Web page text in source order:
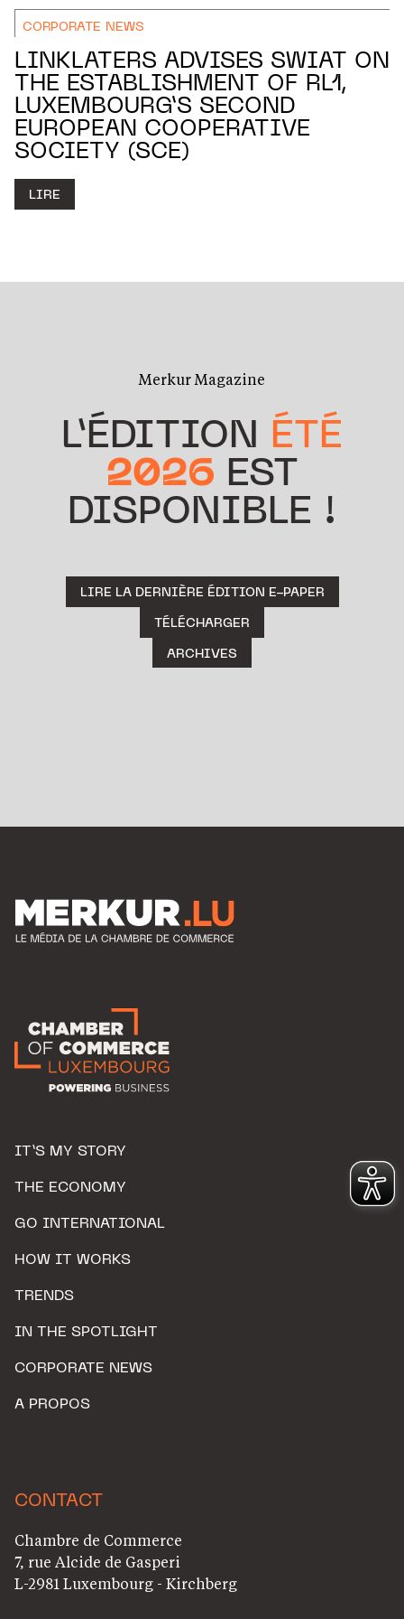
CORPORATE NEWS
LINKLATERS ADVISES SWIAT ON
THE ESTABLISHMENT OF RL1,
LUXEMBOURG’S SECOND
EUROPEAN COOPERATIVE
SOCIETY (SCE)
LIRE
Merkur Magazine
L’ÉDITION ÉTÉ
2026 EST
DISPONIBLE !
LIRE LA DERNIÈRE ÉDITION E-PAPER
TÉLÉCHARGER
ARCHIVES
IT’S MY STORY
THE ECONOMY
GO INTERNATIONAL
HOW IT WORKS
TRENDS
IN THE SPOTLIGHT
CORPORATE NEWS
A PROPOS
CONTACT
Chambre de Commerce
7, rue Alcide de Gasperi
L-2981 Luxembourg - Kirchberg